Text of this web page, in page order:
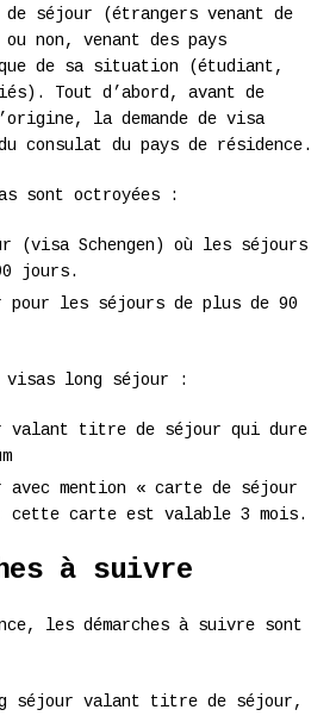
de séjour (étrangers venant de
ou non, venant des pays
de sa situation (étudiant,
Tout d’abord, avant de
la demande de visa
consulat du pays de résidence.
sont octroyées :
(visa Schengen) où les séjours
jours.
pour les séjours de plus de 90
visas long séjour :
valant titre de séjour qui dure
avec mention « carte de séjour
carte est valable 3 mois.
à suivre
les démarches à suivre sont
séjour valant titre de séjour,